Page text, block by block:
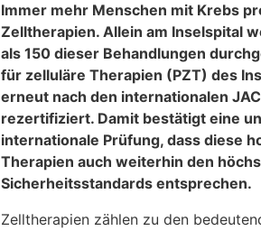
Immer mehr Menschen mit Krebs
Zelltherapien. Allein am Inselspital
als 150 dieser Behandlungen
für zelluläre Therapien (PZT) des
erneut nach den internationalen
rezertifiziert. Damit bestätigt eine
internationale Prüfung, dass diese
Therapien auch weiterhin den
Sicherheitsstandards entsprechen.
Zelltherapien zählen zu den